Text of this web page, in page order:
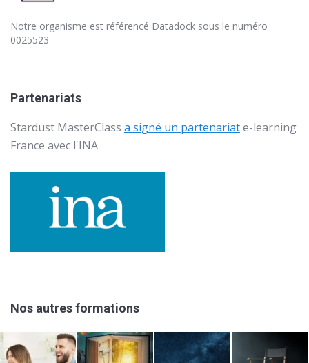
Notre organisme est référencé Datadock sous le numéro
0025523
Partenariats
Stardust MasterClass a signé un partenariate-learning
France avec l'INA
Nos autres formations